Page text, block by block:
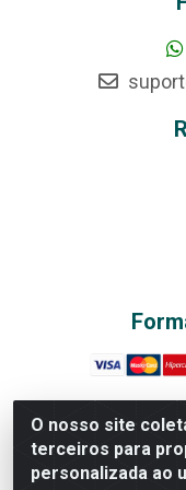
O nosso site
terceiros para
personalizada ao
Rede Brasil -
Américas II